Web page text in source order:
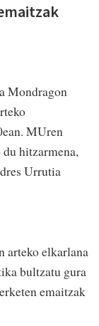
Mondragon
MUren
hitzarmena,
Urrutia
arteko elkarlana
bultzatu gura
emaitzak